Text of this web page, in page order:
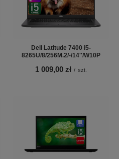
Dell Latitude 7400 i5-
8265U/8/256M.2/-/14''/W10P
1 009,00 zł / szt.